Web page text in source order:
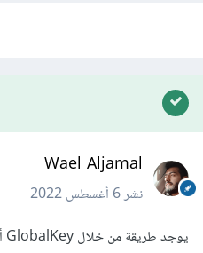
Wael Aljamal
نشر6 أغسطس 2022